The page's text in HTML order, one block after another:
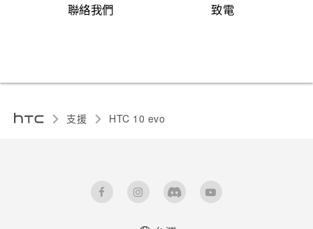
聯絡我們 致電
支援 HTC 10 evo‎